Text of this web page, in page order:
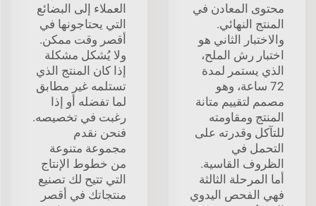
محتوى المعادن في
المنتج النهائي.
والاختبار الثاني هو
اختبار رش الملح،
الذي يستمر لمدة
72 ساعة، وهو
مصمم لتقييم متانة
المنتج ومقاومته
للتآكل وقدرته على
التحمل في
الظروف القاسية.
أما المرحلة الثالثة
فهي الفحص اليدوي
العملاء إلى البضائع
التي يحتاجونها في
أقصر وقت ممكن.
ولا يُشكل مشكلة
إذا كان المنتج الذي
تستلمه غير مطابق
لما تفضله أو إذا
رغبت في تخصيصه.
فنحن نقدم
مجموعة متنوعة
من خطوط الإنتاج
التي تتيح لك تصنيع
منتجاتك في أقصر